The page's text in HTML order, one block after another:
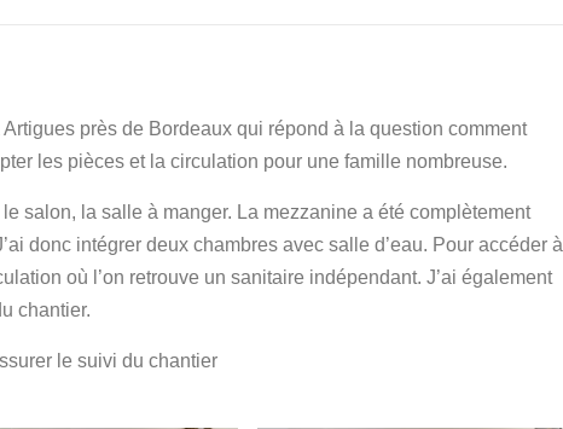
près de Bordeaux qui répond à la question comment
les pièces et la circulation pour une famille nombreuse.
salon, la salle à manger. La mezzanine a été complètement
donc intégrer deux chambres avec salle d’eau. Pour accéder à
où l’on retrouve un sanitaire indépendant. J’ai également
chantier.
le suivi du chantier